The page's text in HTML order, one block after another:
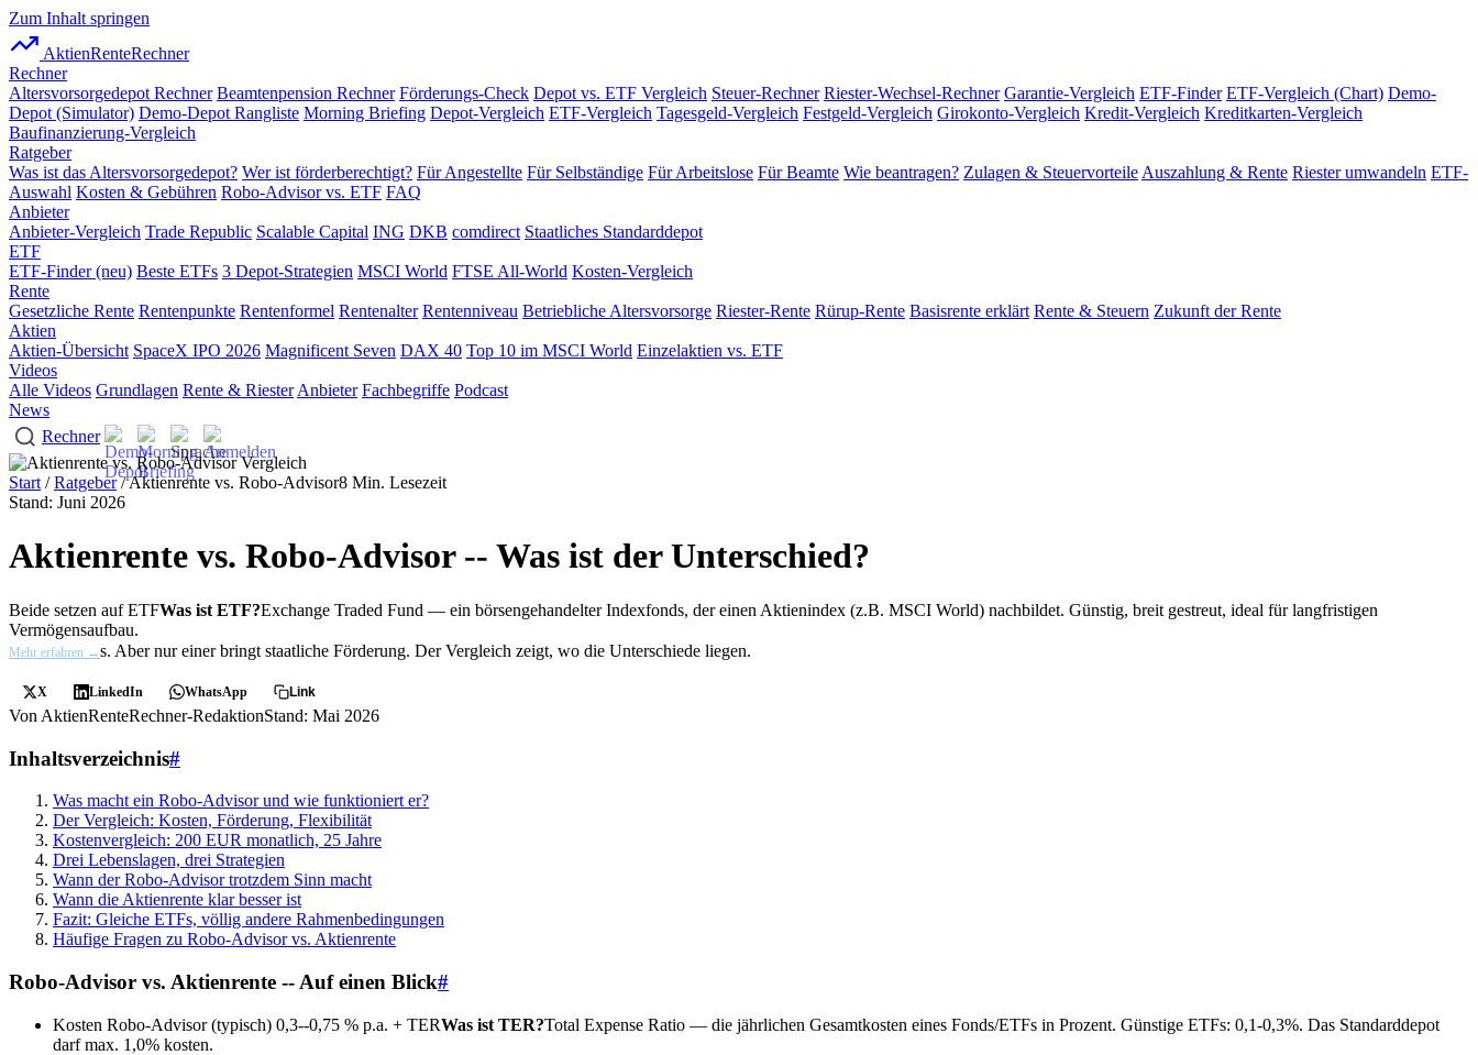
Zum Inhalt springen
AktienRenteRechner
Rechner
Altersvorsorgedepot Rechner Beamtenpension Rechner Förderungs-Check Depot vs. ETF Vergleich Steuer-Rechner Riester-Wechsel-Rechner Garantie-Vergleich ETF-Finder ETF-Vergleich (Chart) Demo-
Depot (Simulator) Demo-Depot Rangliste Morning Briefing Depot-Vergleich ETF-Vergleich Tagesgeld-Vergleich Festgeld-Vergleich Girokonto-Vergleich Kredit-Vergleich Kreditkarten-Vergleich
Baufinanzierung-Vergleich
Ratgeber
Was ist das Altersvorsorgedepot? Wer ist förderberechtigt? Für Angestellte Für Selbständige Für Arbeitslose Für Beamte Wie beantragen? Zulagen & Steuervorteile Auszahlung & Rente Riester umwandeln ETF-
Auswahl Kosten & Gebühren Robo-Advisor vs. ETF FAQ
Anbieter
Anbieter-Vergleich Trade Republic Scalable Capital ING DKB comdirect Staatliches Standarddepot
ETF
ETF-Finder (neu) Beste ETFs 3 Depot-Strategien MSCI World FTSE All-World Kosten-Vergleich
Rente
Gesetzliche Rente Rentenpunkte Rentenformel Rentenalter Rentenniveau Betriebliche Altersvorsorge Riester-Rente Rürup-Rente Basisrente erklärt Rente & Steuern Zukunft der Rente
Aktien
Aktien-Übersicht SpaceX IPO 2026 Magnificent Seven DAX 40 Top 10 im MSCI World Einzelaktien vs. ETF
Videos
Alle Videos Grundlagen Rente & Riester Anbieter Fachbegriffe Podcast
News
Rechner
Start /Ratgeber/ Aktienrente vs. Robo-Advisor8 Min. Lesezeit
Stand: Juni 2026
Aktienrente vs. Robo-Advisor -- Was ist der Unterschied?
Beide setzen aufETFWas ist ETF?Exchange Traded Fund — ein börsengehandelter Indexfonds, der einen Aktienindex (z.B. MSCI World) nachbildet. Günstig, breit gestreut, ideal für langfristigen
Vermögensaufbau.
Mehr erfahren →s. Aber nur einer bringt staatliche Förderung. Der Vergleich zeigt, wo die Unterschiede liegen.
X LinkedIn WhatsApp Link
Von AktienRenteRechner-RedaktionStand: Mai 2026
Inhaltsverzeichnis#
Was macht ein Robo-Advisor und wie funktioniert er?
Der Vergleich: Kosten, Förderung, Flexibilität
Kostenvergleich: 200 EUR monatlich, 25 Jahre
Drei Lebenslagen, drei Strategien
Wann der Robo-Advisor trotzdem Sinn macht
Wann die Aktienrente klar besser ist
Fazit: Gleiche ETFs, völlig andere Rahmenbedingungen
Häufige Fragen zu Robo-Advisor vs. Aktienrente
Robo-Advisor vs. Aktienrente -- Auf einen Blick#
Kosten Robo-Advisor (typisch) 0,3--0,75 % p.a. + TERWas ist TER?Total Expense Ratio — die jährlichen Gesamtkosten eines Fonds/ETFs in Prozent. Günstige ETFs: 0,1-0,3%. Das Standarddepot
darf max. 1,0% kosten.